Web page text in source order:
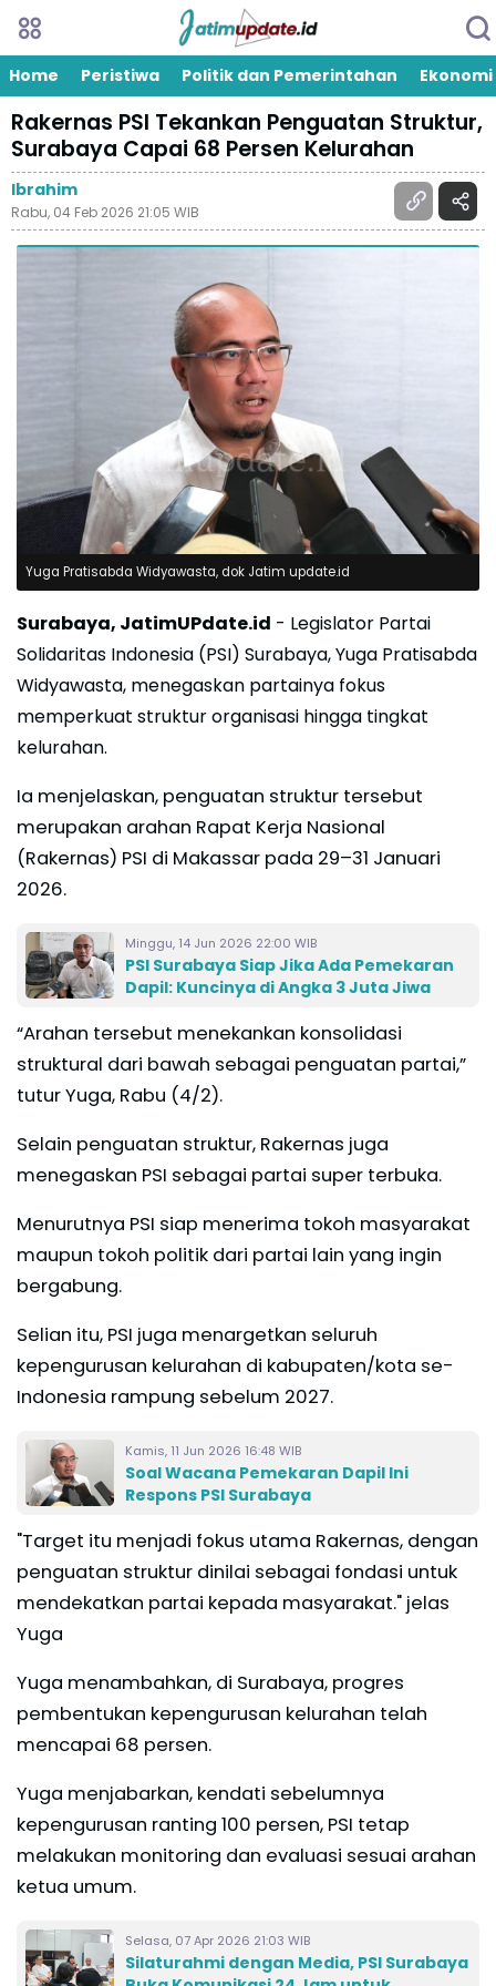
Home Peristiwa Politik dan Pemerintahan Ekonomi
Rakernas PSI Tekankan Penguatan Struktur,
Surabaya Capai 68 Persen Kelurahan
Ibrahim
Rabu, 04 Feb 2026 21:05 WIB
Yuga Pratisabda Widyawasta, dok Jatim update.id
Surabaya, JatimUPdate.id - Legislator Partai
Solidaritas Indonesia (PSI) Surabaya, Yuga Pratisabda
Widyawasta, menegaskan partainya fokus
memperkuat struktur organisasi hingga tingkat
kelurahan.
Ia menjelaskan, penguatan struktur tersebut
merupakan arahan Rapat Kerja Nasional
(Rakernas) PSI di Makassar pada 29–31 Januari
2026.
Minggu, 14 Jun 2026 22:00 WIB
PSI Surabaya Siap Jika Ada Pemekaran
Dapil: Kuncinya di Angka 3 Juta Jiwa
“Arahan tersebut menekankan konsolidasi
struktural dari bawah sebagai penguatan partai,”
tutur Yuga, Rabu (4/2).
Selain penguatan struktur, Rakernas juga
menegaskan PSI sebagai partai super terbuka.
Menurutnya PSI siap menerima tokoh masyarakat
maupun tokoh politik dari partai lain yang ingin
bergabung.
Selian itu, PSI juga menargetkan seluruh
kepengurusan kelurahan di kabupaten/kota se-
Indonesia rampung sebelum 2027.
Kamis, 11 Jun 2026 16:48 WIB
Soal Wacana Pemekaran Dapil Ini
Respons PSI Surabaya
"Target itu menjadi fokus utama Rakernas, dengan
penguatan struktur dinilai sebagai fondasi untuk
mendekatkan partai kepada masyarakat." jelas
Yuga
Yuga menambahkan, di Surabaya, progres
pembentukan kepengurusan kelurahan telah
mencapai 68 persen.
Yuga menjabarkan, kendati sebelumnya
kepengurusan ranting 100 persen, PSI tetap
melakukan monitoring dan evaluasi sesuai arahan
ketua umum.
Selasa, 07 Apr 2026 21:03 WIB
Silaturahmi dengan Media, PSI Surabaya